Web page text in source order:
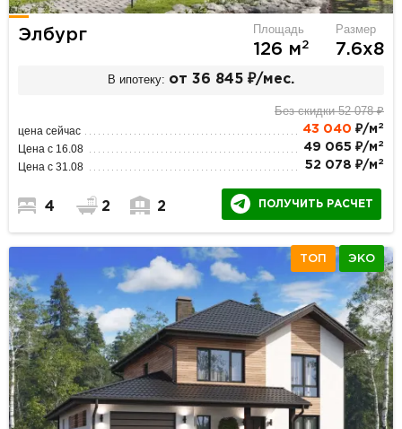
Элбург Площадь
126 м2
Размер
7.6х8
В ипотеку: от 36 845 ₽/мес.
Без скидки 52 078 ₽
цена сейчас 43 040 ₽/м 2
Цена с 16.08 49 065 ₽/м 2
Цена с 31.08 52 078 ₽/м 2
4 2 2 ПОЛУЧИТЬ РАСЧЕТ
ТОП ЭКО